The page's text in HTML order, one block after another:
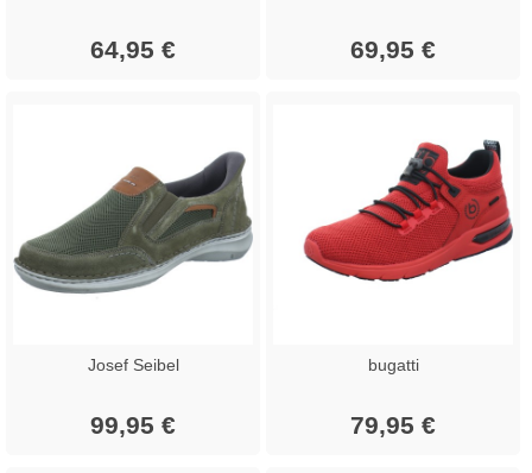
64,95 € 69,95 €
Josef Seibel
99,95 €
bugatti
79,95 €